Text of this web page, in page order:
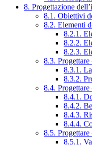
8. Progettazione
8.1. Obiettivi
8.2. Elementi
8.2.1.
8.2.2.
8.2.3.
8.3. Progettare
8.3.1.
8.3.2.
8.4.
8.4.1.
8.4.2.
8.4.3.
8.4.4.
8.5.
8.5.1.